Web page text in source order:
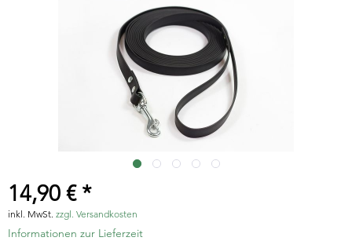
14,90 € *
inkl. MwSt. zzgl. Versandkosten
Informationen zur Lieferzeit